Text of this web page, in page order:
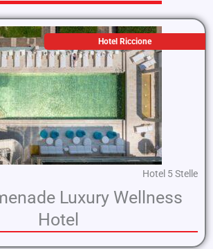
Hotel Riccione
Hotel 5 Stelle
Luxury Wellness
Hotel